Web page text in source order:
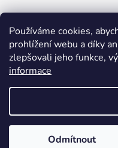
Používáme cookies,
prohlížení webu a díky
zlepšovali jeho funkce,
informace
Odmítnout
Copyright 2026